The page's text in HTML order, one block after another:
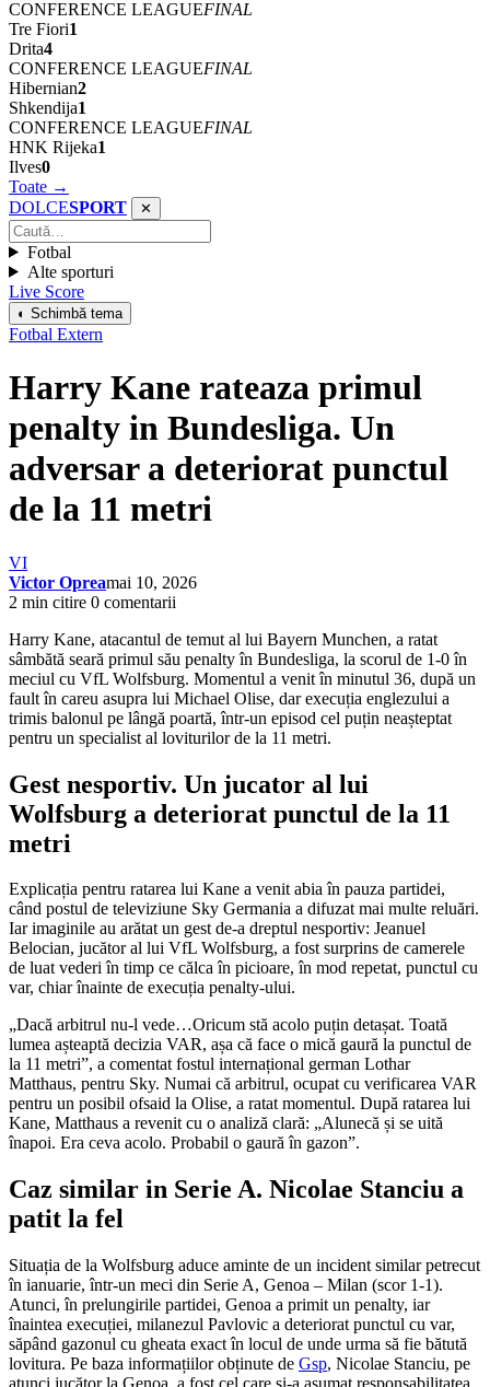
CONFERENCE LEAGUEFINAL
Tre Fiori1
Drita4
CONFERENCE LEAGUEFINAL
Hibernian2
Shkendija1
CONFERENCE LEAGUEFINAL
HNK Rijeka1
Ilves0
Toate →
DOLCESPORT ✕
Fotbal
Alte sporturi
Live Score
◐ Schimbă tema
Fotbal Extern
Harry Kane rateaza primul
penalty in Bundesliga. Un
adversar a deteriorat punctul
de la 11 metri
VI
Victor Opreamai 10, 2026
2 min citire 0 comentarii
Harry Kane, atacantul de temut al lui Bayern Munchen, a ratat
sâmbătă seară primul său penalty în Bundesliga, la scorul de 1-0 în
meciul cu VfL Wolfsburg. Momentul a venit în minutul 36, după un
fault în careu asupra lui Michael Olise, dar execuția englezului a
trimis balonul pe lângă poartă, într-un episod cel puțin neașteptat
pentru un specialist al loviturilor de la 11 metri.
Gest nesportiv. Un jucator al lui
Wolfsburg a deteriorat punctul de la 11
metri
Explicația pentru ratarea lui Kane a venit abia în pauza partidei,
când postul de televiziune Sky Germania a difuzat mai multe reluări.
Iar imaginile au arătat un gest de-a dreptul nesportiv: Jeanuel
Belocian, jucător al lui VfL Wolfsburg, a fost surprins de camerele
de luat vederi în timp ce călca în picioare, în mod repetat, punctul cu
var, chiar înainte de execuția penalty-ului.
„Dacă arbitrul nu-l vede…Oricum stă acolo puțin detașat. Toată
lumea așteaptă decizia VAR, așa că face o mică gaură la punctul de
la 11 metri”, a comentat fostul internațional german Lothar
Matthaus, pentru Sky. Numai că arbitrul, ocupat cu verificarea VAR
pentru un posibil ofsaid la Olise, a ratat momentul. După ratarea lui
Kane, Matthaus a revenit cu o analiză clară: „Alunecă și se uită
înapoi. Era ceva acolo. Probabil o gaură în gazon”.
Caz similar in Serie A. Nicolae Stanciu a
patit la fel
Situația de la Wolfsburg aduce aminte de un incident similar petrecut
în ianuarie, într-un meci din Serie A, Genoa – Milan (scor 1-1).
Atunci, în prelungirile partidei, Genoa a primit un penalty, iar
înaintea execuției, milanezul Pavlovic a deteriorat punctul cu var,
săpând gazonul cu gheata exact în locul de unde urma să fie bătută
lovitura. Pe baza informațiilor obținute de Gsp, Nicolae Stanciu, pe